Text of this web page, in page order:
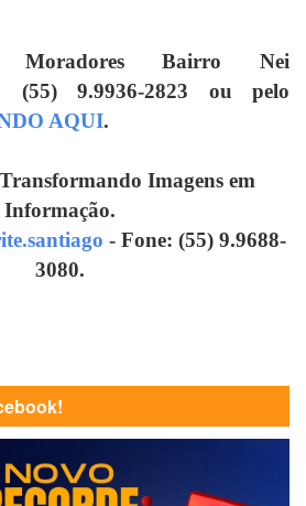
Moradores Bairro Nei
(55) 9.9936-2823 ou pelo
AQUI.
Imagens em
Informação.
- Fone: (55) 9.9688-
3080.